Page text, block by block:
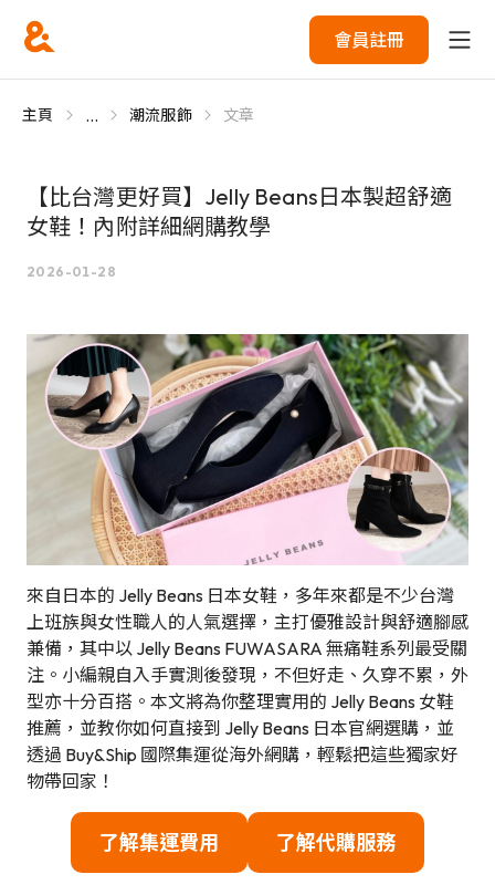
會員註冊
主頁 ... 潮流服飾 文章
【比台灣更好買】Jelly Beans日本製超舒適
女鞋！內附詳細網購教學
2026-01-28
來自日本的 Jelly Beans 日本女鞋，多年來都是不少台灣
上班族與女性職人的人氣選擇，主打優雅設計與舒適腳感
兼備，其中以 Jelly Beans FUWASARA 無痛鞋系列最受關
注。小編親自入手實測後發現，不但好走、久穿不累，外
型亦十分百搭。本文將為你整理實用的 Jelly Beans 女鞋
推薦，並教你如何直接到 Jelly Beans 日本官網選購，並
透過 Buy&Ship 國際集運從海外網購，輕鬆把這些獨家好
物帶回家！
了解集運費用 了解代購服務